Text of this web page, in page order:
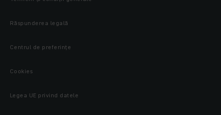
Răspunderea legală
Centrul de preferințe
Cookies
Legea UE privind datele